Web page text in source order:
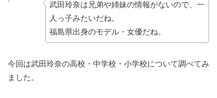
武田玲奈は兄弟や姉妹の情報がないので、一
人っ子みたいだね。
福島県出身のモデル・女優だね。
今回は武田玲奈の高校・中学校・小学校について調べてみ
ました。